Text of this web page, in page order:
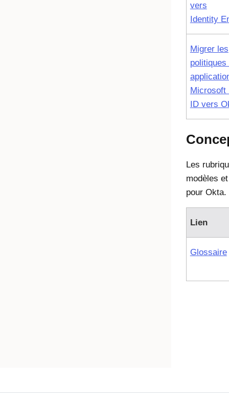
vers
Identity
Migrer les
politiques
Microsoft
ID vers
Les
modèles
pour Okta.
Lien
Glossaire